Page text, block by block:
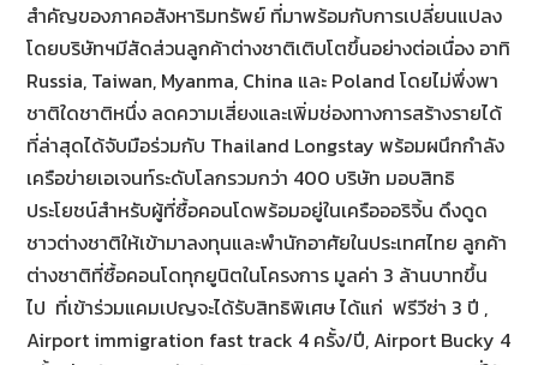
สำคัญของภาคอสังหาริมทรัพย์ ที่มาพร้อมกับการเปลี่ยนแปลง
โดยบริษัทฯมีสัดส่วนลูกค้าต่างชาติเติบโตขึ้นอย่างต่อเนื่อง อาทิ
Russia, Taiwan, Myanma, China และ Poland โดยไม่พึ่งพา
ชาติใดชาติหนึ่ง ลดความเสี่ยงและเพิ่มช่องทางการสร้างรายได้
ที่ล่าสุดได้จับมือร่วมกับ Thailand Longstay พร้อมผนึกกำลัง
เครือข่ายเอเจนท์ระดับโลกรวมกว่า 400 บริษัท มอบสิทธิ
ประโยชน์สำหรับผู้ที่ซื้อคอนโดพร้อมอยู่ในเครือออริจิ้น ดึงดูด
ชาวต่างชาติให้เข้ามาลงทุนและพำนักอาศัยในประเทศไทย ลูกค้า
ต่างชาติที่ซื้อคอนโดทุกยูนิตในโครงการ มูลค่า 3 ล้านบาทขึ้น
ไป ที่เข้าร่วมแคมเปญจะได้รับสิทธิพิเศษ ได้แก่ ฟรีวีซ่า 3 ปี ,
Airport immigration fast track 4 ครั้ง/ปี, Airport Bucky 4